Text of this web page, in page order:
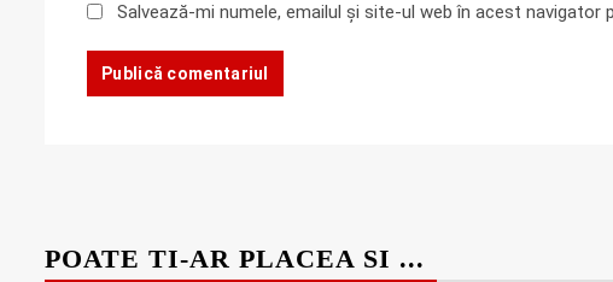
Salvează-mi numele, emailul și site-ul web în acest
POATE TI-AR PLACEA SI ...